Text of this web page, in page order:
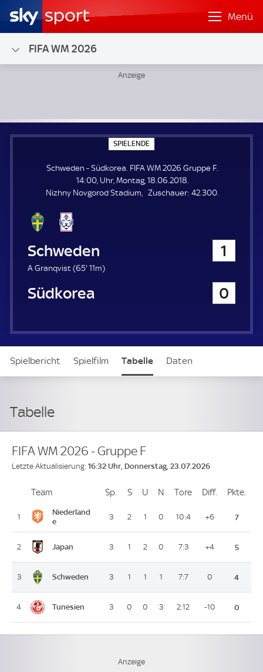
Menü
FIFA WM 2026
SPIELENDE
P
E
L
E
N
Schweden - Südkorea. FIFA WM 2026 Gruppe F.
14:00, Uhr, Montag, 18.06.2018.
Nizhny Novgorod Stadium
Zuschauer: Z
42.300.
Schweden 1
A Granqvist (65'6
.
e
11m)
Südkorea 0
Spielbericht Spielfilm Tabelle Daten
Tabelle
FIFA WM 2026 - Gruppe F
Letzte Aktualisierung: 16:32 Uhr, Donnerstag, 23.07.2026
PlatzTeam Sp. Spiele
SSiege
U Unentschieden
N Niederlagen
Tore ToreDiff. Differenz
Pkte.
1
Niederland
e
3 2 1 0 10:4 +6 7
2 Japan 3 1 2 0 7:3 +4 5
3 Schweden 3 1 1 1 7:7 0 4
4 Tunesien 3 0 0 3 2:12 -10 0